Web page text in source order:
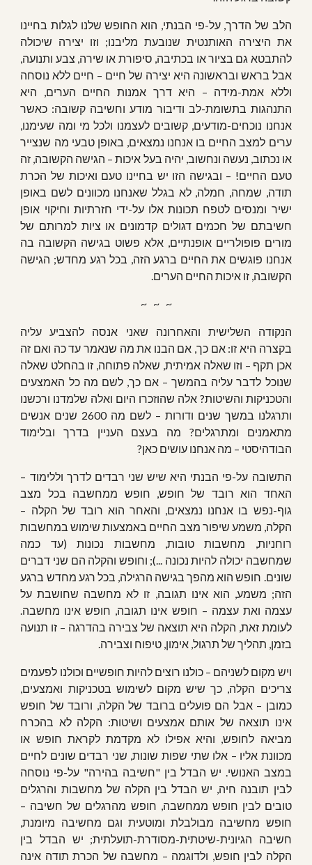
הלב של הדרך, על-פי הבנתי, הוא החופש שלנו לגלות בחיינו
את היצירה האותנטית שנובעת מליבנו; וזו יצירה שיכולה
להתבטא גם בציור או בכתיבה, סיפורת או שירה, צבע ותנועה,
אבל בראש ובראשונה היא יצירה של חיים – חיים ללא נוסחה
וללא אמת-מידה – היא דרך אמנות החיים הערים, היא
התנהגות בתשומת-לב ודיבור מודע וחשיבה קשובה: כאשר
אנחנו נוכחים-מודעים, קשובים לעצמנו ולכל מי ומה שעימנו,
ערים למצב החיים בו אנחנו נמצאים, באופן טבעי מה שנצייר
או נכתוב, נעשה ונחשוב, יהיה בעל איכות – הגישה הקשובה, זה
טעם החיים! – ובגישה הזו יש בחיינו טעם ואיכות של הכרת
תודה, שמחה, חמלה, לא בגלל שאנחנו מכוונים לשם באופן
ישיר ומנסים לטפח תכונות אלו על-ידי חזרתיות וחיקוי אופן
חשיבתם של חכמים דגולים קדמונים או ציות למרותם של
מורים פופולריים אופנתיים, אלא פשוט בגישה הקשובה בה
אנחנו פוגשים את החיים ברגע הזה, בכל רגע מחדש; הגישה
הקשובה, זו איכות החיים הערים.
~   ~   ~
הנקודה השלישית והאחרונה שאני אנסה להצביע עליה
בקצרה היא זו: אם כך, אם הבנו את מה שנאמר עד כה ואם זה
אכן תקף – וזו שאלה אמיתית, שאלה פתוחה, זו בהחלט שאלה
שנוכל לדבר עליה בהמשך – אם כך, לשם מה כל האמצעים
והטכניקות והשיטות? אלה שהוזכרו היום ואלה שלמדנו ורכשנו
ותרגלנו במשך שנים ודורות – לשם מה 2600 שנים אנשים
מתאמנים ומתרגלים? מה בעצם העניין בדרך ובלימוד
הבודהיסטי – מה אנחנו עושים כאן?
התשובה על-פי הבנתי היא שיש שני רבדים לדרך וללימוד –
האחד הוא רובד של חופש, חופש ממחשבה בכל מצב
גוף-נפש בו אנחנו נמצאים, והאחר הוא רובד של הקלה –
הקלה, משמע שיפור מצב החיים באמצעות שימוש במחשבות
רוחניות, מחשבות טובות, מחשבות נכונות (עד כמה
שמחשבה יכולה להיות נכונה ...); וחופש והקלה הם שני דברים
שונים. חופש הוא מהפך בגישה הרגילה, בכל רגע מחדש ברגע
הזה; משמע, הוא אינו תגובה, זו לא מחשבה שחושבת על
עצמה ואת עצמה – חופש אינו תגובה, חופש אינו מחשבה.
לעומת זאת, הקלה היא תוצאה של צבירה בהדרגה – זו תנועה
בזמן, תהליך של תרגול, אימון, טיפוח וצבירה.
ויש מקום לשניהם – כולנו רוצים להיות חופשיים וכולנו לפעמים
צריכים הקלה, כך שיש מקום לשימוש בטכניקות ואמצעים,
כמובן – אבל הם פועלים ברובד של הקלה, ורובד של חופש
אינו תוצאה של אותם אמצעים ושיטות: הקלה לא בהכרח
מביאה לחופש, והיא אפילו לא מקדמת לקראת חופש או
מכוונת אליו – אלו שתי שפות שונות, שני רבדים שונים לחיים
במצב האנושי. יש הבדל בין "חשיבה בהירה" על-פי נוסחה
לבין תובנה חיה, יש הבדל בין הקלה של מחשבות והרגלים
טובים לבין חופש ממחשבה, חופש מהרגלים של חשיבה –
חופש מחשיבה מבולבלת ומוטעית וגם מחשיבה מיומנת,
חשיבה הגיונית-שיטתית-מסודרת-תועלתית; יש הבדל בין
הקלה לבין חופש, ולדוגמה – מחשבה של הכרת תודה אינה